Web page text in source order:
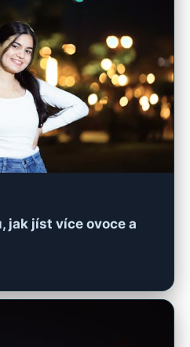
jak jíst více ovoce a